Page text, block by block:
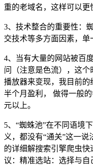
重的老域名，这样可以更
3、技术整合的重要性：
交技术等多方面因素，单
4、当有大量的网站被百
问（注意是色流），这
播放器来变现，我目前的
半个月盈利， 做得一般
元以上。
5、“蜘蛛池”在不同语境
义，都没有“通关”这一说
的详细解搜索引擎爬虫
议：精准选站：选择与